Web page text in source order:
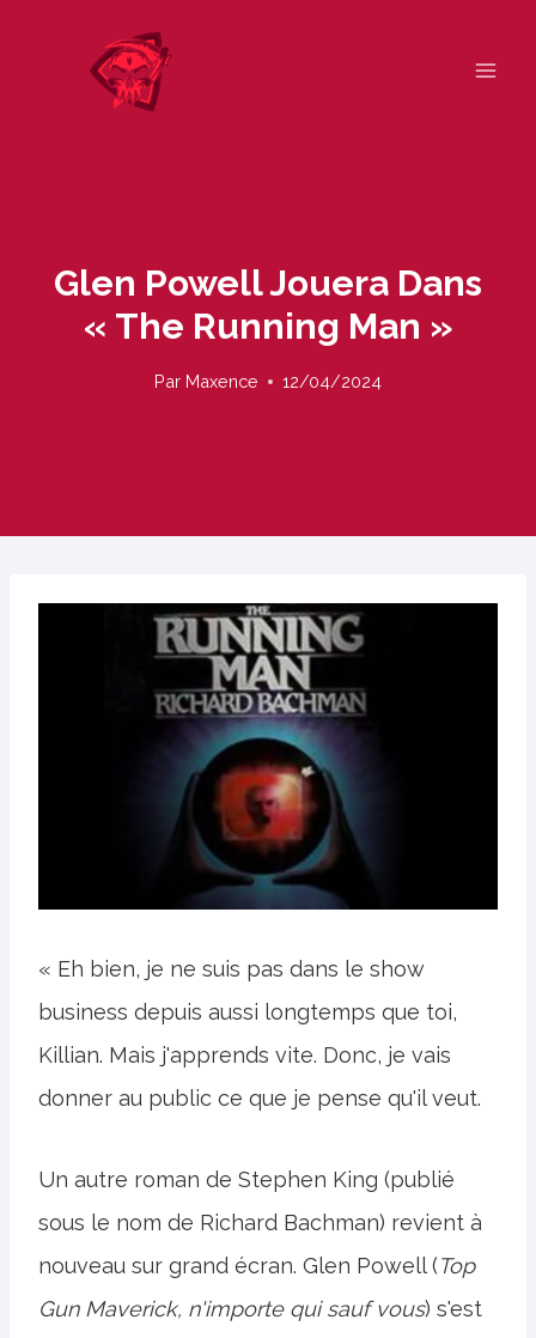
Glen Powell Jouera Dans
« The Running Man »
Par Maxence 12/04/2024
« Eh bien, je ne suis pas dans le show
business depuis aussi longtemps que toi,
Killian. Mais j'apprends vite. Donc, je vais
donner au public ce que je pense qu'il veut.
Un autre roman de Stephen King (publié
sous le nom de Richard Bachman) revient à
nouveau sur grand écran. Glen Powell (Top
Gun Maverick, n'importe qui sauf vous) s'est